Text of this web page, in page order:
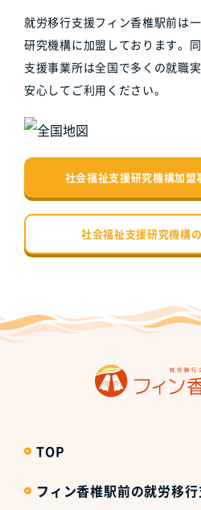
就労移行支援フィン香椎駅前は
研究機構に加盟しております。
支援事業所は全国で多くの就職
安心してご利用ください。
社会福祉支援研究機構加盟
社会福祉支援研究機構
TOP
フィン香椎駅前の就労移